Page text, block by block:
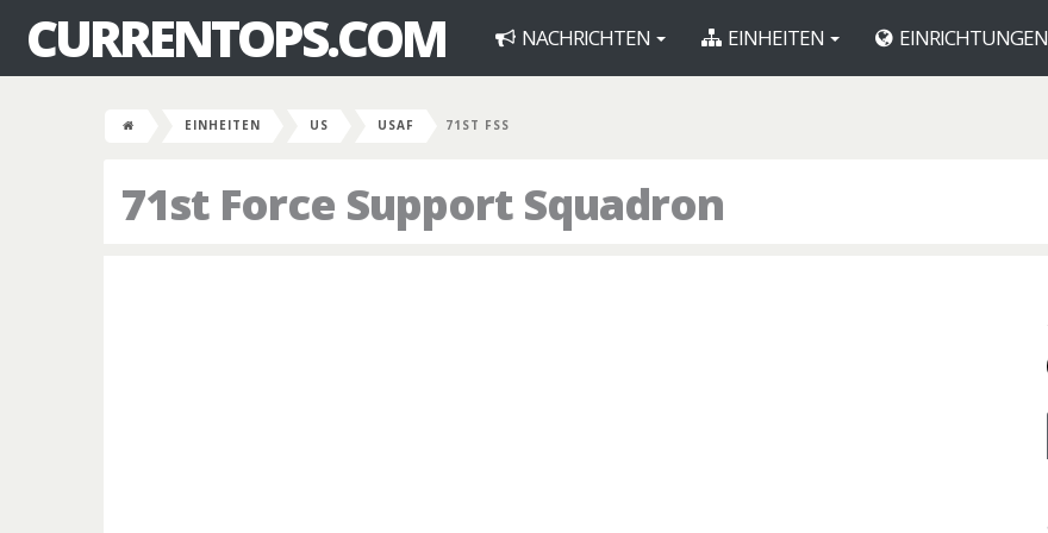
CURRENTOPS.COM NACHRICHTEN EINHEITEN EINRICHTUNGEN
EINHEITEN US USAF 71ST FSS
71st Force Support Squadron